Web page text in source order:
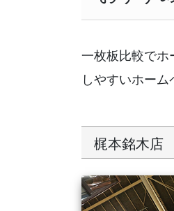
一枚板比較でホ
しやすいホー
梶本銘木店